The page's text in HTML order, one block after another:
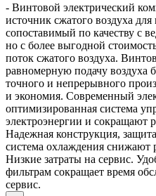
- Винтовой электрический
источник сжатого воздуха
сопоставимый по качеству с
но с более выгодной
поток сжатого воздуха.
равномерную подачу воздуха
точного и непрерывного
и экономия. Современный
оптимизированная система
электроэнергии и сокращают
Надежная конструкция,
система охлаждения снижают
Низкие затраты на сервис.
фильтрам сокращает время
сервис.